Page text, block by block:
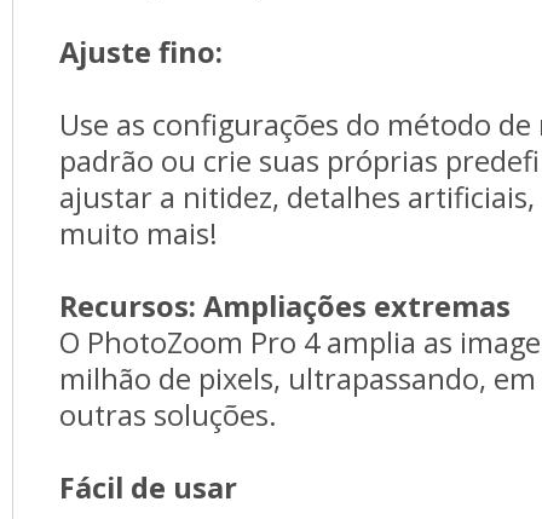
Ajuste fino:
Use as configurações do método
padrão ou crie suas próprias
ajustar a nitidez, detalhes
muito mais!
Recursos: Ampliações extremas
O PhotoZoom Pro 4 amplia as
milhão de pixels, ultrapassando,
outras soluções.
Fácil de usar